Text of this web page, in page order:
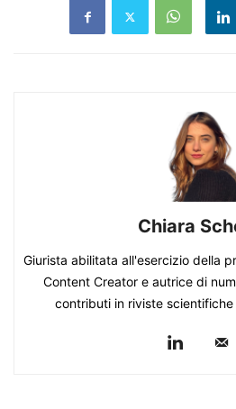
Chiara
Giurista abilitata all'esercizio della
Content Creator e autrice di
contributi in riviste